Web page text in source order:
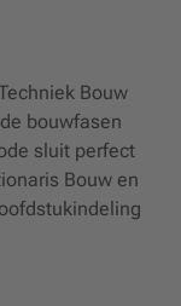
Bouw
bouwfasen
sluit perfect
Bouw en